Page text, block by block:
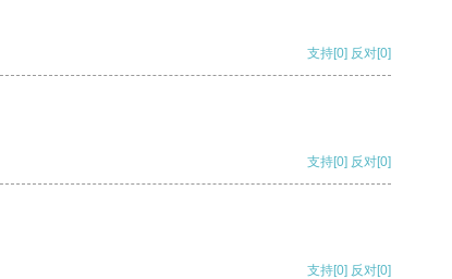
支持[0] 反对[0]
支持[0] 反对[0]
支持[0] 反对[0]